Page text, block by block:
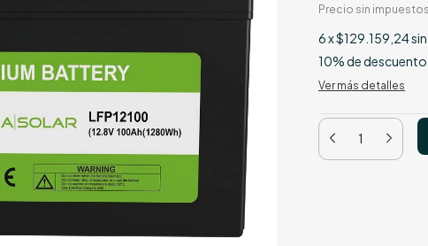
Precio sin impuestos
6x$129.159,24
10% de descuento
Ver más detalles